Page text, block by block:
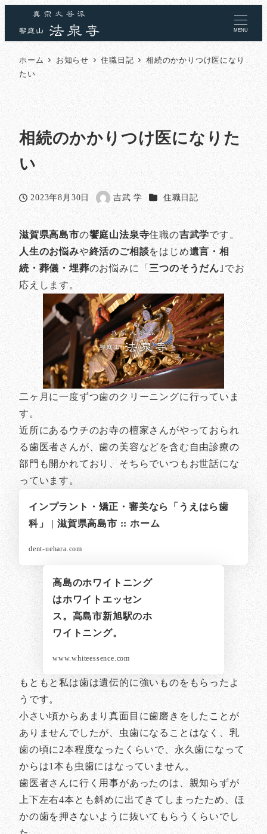
MENU
ホーム お知らせ 住職日記
相続のかかりつけ医になり
たい
相続のかかりつけ医になりた
い
投稿日
2023年8月30日
著
吉武 学 カテゴリー
住職日記
滋賀県高島市の饗庭山法泉寺住職の吉武学です。
人生のお悩みや終活のご相談をはじめ遺言・相
続・葬儀・埋葬のお悩みに「 三つのそうだん ｣でお
応えします。
二ヶ月に一度ずつ歯のクリーニングに行っていま
す。
近所にあるウチのお寺の檀家さんがやっておられ
る歯医者さんが、歯の美容などを含む自由診療の
部門も開かれており、そちらでいつもお世話にな
っています。
インプラント・矯正・審美なら「うえはら歯
科」 | 滋賀県高島市 :: ホーム
dent-uehara.com
高島のホワイトニング
はホワイトエッセン
ス。高島市新旭駅のホ
ワイトニング。
www.whiteessence.com
もともと私は歯は遺伝的に強いものをもらったよ
うです。
小さい頃からあまり真面目に歯磨きをしたことが
ありませんでしたが、虫歯になることはなく、乳
歯の頃に2本程度なったくらいで、永久歯になって
からは1本も虫歯にはなっていません。
歯医者さんに行く用事があったのは、親知らずが
上下左右4本とも斜めに出てきてしまったため、ほ
かの歯を押さないように抜いてもらうくらいでし